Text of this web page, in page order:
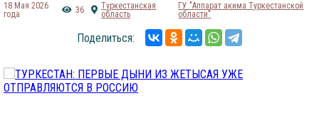
18 Мая 2026
года
36
Туркестанская
область
ГУ "Аппарат акима Туркестанской
области"
Поделиться: